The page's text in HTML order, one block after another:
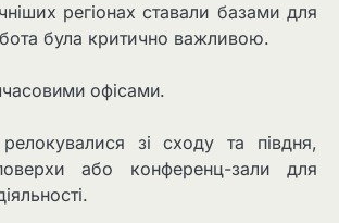
регіонах ставали базами для
була критично важливою.
офісами.
зі сходу та півдня,
або конференц-зали для